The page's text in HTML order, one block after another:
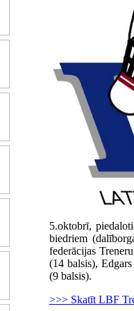
5.oktobrī,
biedriem
federācijas
(14 balsis),
(9 balsis).
>>> Skatīt LBF